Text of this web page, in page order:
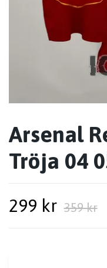
Arsenal
Tröja 04
299 kr 359 kr